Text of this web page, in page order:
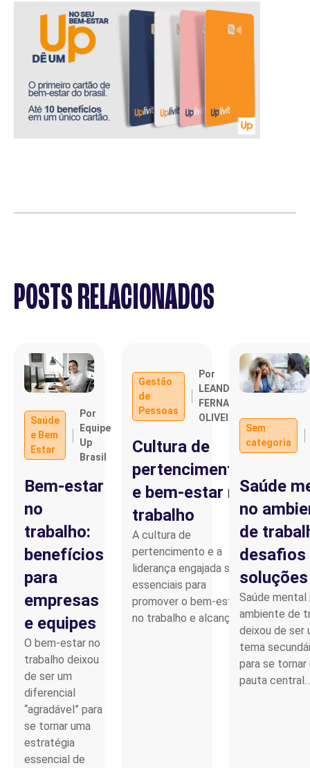
POSTS RELACIONADOS
Saúde
e Bem
Estar
Por
Equipe
Up
Brasil
Bem-estar
no
trabalho:
benefícios
para
empresas
e equipes
O bem-estar no
trabalho deixou
de ser um
diferencial
“agradável” para
se tornar uma
estratégia
essencial de
Gestão
de
Pessoas
Por
LEANDRO
FERNANDO
OLIVEIRA
Cultura de
pertencimento
e bem-estar no
trabalho
A cultura de
pertencimento e a
liderança engajada são
essenciais para
promover o bem-estar
no trabalho e alcançar…
Sem
categoria
Saúde
no
de
desafios
soluções
Saúde mental
ambiente de
deixou de ser
tema
para se tornar
pauta